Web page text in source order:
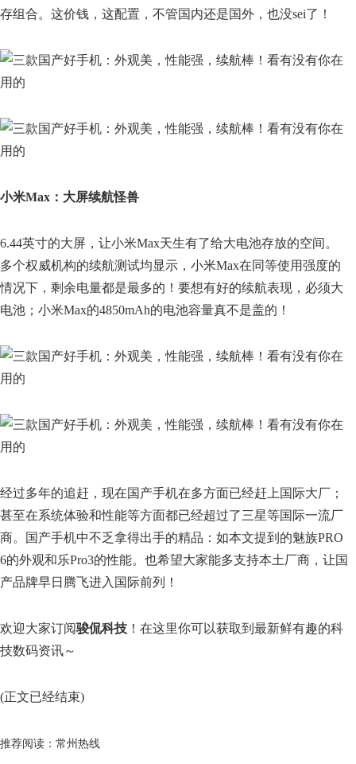
存组合。这价钱，这配置，不管国内还是国外，也没sei了！
小米Max：大屏续航怪兽
6.44英寸的大屏，让小米Max天生有了给大电池存放的空间。
多个权威机构的续航测试均显示，小米Max在同等使用强度的
情况下，剩余电量都是最多的！要想有好的续航表现，必须大
电池；小米Max的4850mAh的电池容量真不是盖的！
经过多年的追赶，现在国产手机在多方面已经赶上国际大厂；
甚至在系统体验和性能等方面都已经超过了三星等国际一流厂
商。国产手机中不乏拿得出手的精品：如本文提到的魅族PRO
6的外观和乐Pro3的性能。也希望大家能多支持本土厂商，让国
产品牌早日腾飞进入国际前列！
欢迎大家订阅骏侃科技 ！在这里你可以获取到最新鲜有趣的科
技数码资讯～
(正文已经结束)
推荐阅读： 常州热线